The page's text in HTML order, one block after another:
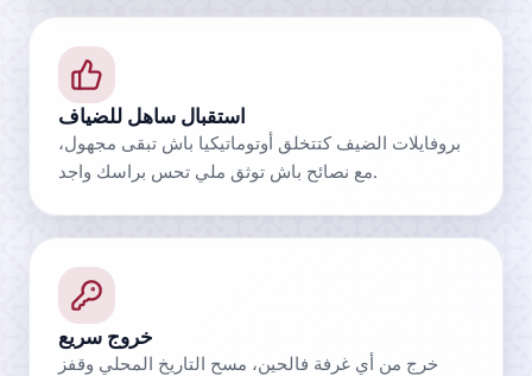
استقبال ساهل للضياف
بروفايلات الضيف كتتخلق أوتوماتيكيا باش تبقى مجهول،
مع نصائح باش توثق ملي تحس براسك واجد.
خروج سريع
خرج من أي غرفة فالحين، مسح التاريخ المحلي وقفز